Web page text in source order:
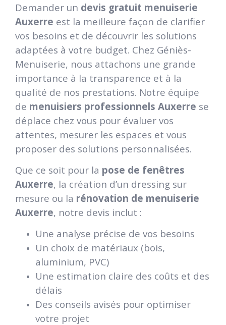
Demander un devis gratuit menuiserie
Auxerre est la meilleure façon de clarifier
vos besoins et de découvrir les solutions
adaptées à votre budget. Chez Géniès-
Menuiserie, nous attachons une grande
importance à la transparence et à la
qualité de nos prestations. Notre équipe
de menuisiers professionnels Auxerre se
déplace chez vous pour évaluer vos
attentes, mesurer les espaces et vous
proposer des solutions personnalisées.
Que ce soit pour la pose de fenêtres
Auxerre, la création d’un dressing sur
mesure ou la rénovation de menuiserie
Auxerre, notre devis inclut :
Une analyse précise de vos besoins
Un choix de matériaux (bois,
aluminium, PVC)
Une estimation claire des coûts et des
délais
Des conseils avisés pour optimiser
votre projet